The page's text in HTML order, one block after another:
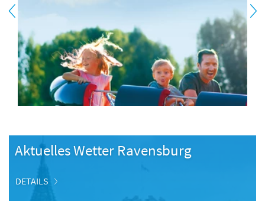
Aktuelles Wetter Ravensburg
DETAILS